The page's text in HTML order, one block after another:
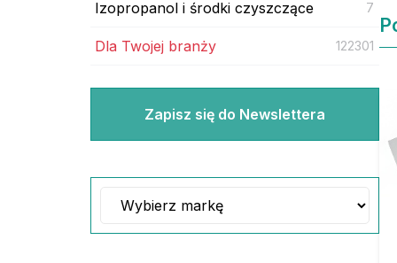
Izopropanol i środki czyszczące 7
Dla Twojej branży 122301
Zapisz się do Newslettera